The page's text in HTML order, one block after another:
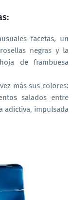
facetas, un
negras y la
de frambuesa
más sus colores:
salados entre
adictiva, impulsada